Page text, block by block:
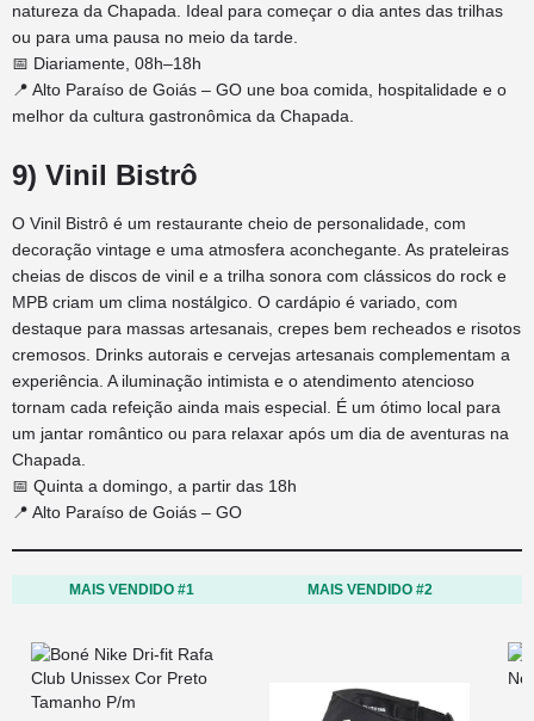
natureza da Chapada. Ideal para começar o dia antes das trilhas
ou para uma pausa no meio da tarde.
📅 Diariamente, 08h–18h
📍 Alto Paraíso de Goiás – GO une boa comida, hospitalidade e o
melhor da cultura gastronômica da Chapada.
9) Vinil Bistrô
O Vinil Bistrô é um restaurante cheio de personalidade, com
decoração vintage e uma atmosfera aconchegante. As prateleiras
cheias de discos de vinil e a trilha sonora com clássicos do rock e
MPB criam um clima nostálgico. O cardápio é variado, com
destaque para massas artesanais, crepes bem recheados e risotos
cremosos. Drinks autorais e cervejas artesanais complementam a
experiência. A iluminação intimista e o atendimento atencioso
tornam cada refeição ainda mais especial. É um ótimo local para
um jantar romântico ou para relaxar após um dia de aventuras na
Chapada.
📅 Quinta a domingo, a partir das 18h
📍 Alto Paraíso de Goiás – GO
MAIS VENDIDO #1 MAIS VENDIDO #2